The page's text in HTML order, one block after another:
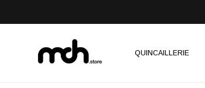
QUINCAILLERIE